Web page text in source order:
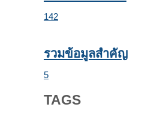
142
รวมข้อมูลสำคัญ
5
TAGS